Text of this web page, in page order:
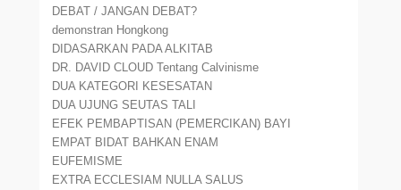
DEBAT / JANGAN DEBAT?
demonstran Hongkong
DIDASARKAN PADA ALKITAB
DR. DAVID CLOUD Tentang Calvinisme
DUA KATEGORI KESESATAN
DUA UJUNG SEUTAS TALI
EFEK PEMBAPTISAN (PEMERCIKAN) BAYI
EMPAT BIDAT BAHKAN ENAM
EUFEMISME
EXTRA ECCLESIAM NULLA SALUS